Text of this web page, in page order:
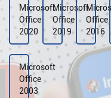
Microsoft
Office
2020
Microsoft
Office
2019
Office
2016
Microsoft
Office
2003